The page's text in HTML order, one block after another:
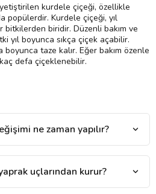
kurdele çiçeği, özellikle
popülerdir. Kurdele çiçeği, yıl
biridir. Düzenli bakım ve
yıl boyunca sıkça çiçek açabilir.
taze kalır. Eğer bakım özenle
defa çiçeklenebilir.
ne zaman yapılır?
uçlarından kurur?